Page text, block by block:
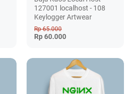
127001 localhost - 108
Keylogger Artwear
Rp 65.000
Rp 60.000